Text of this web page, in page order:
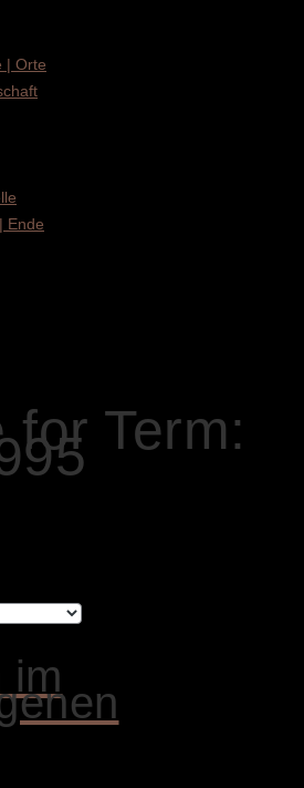
| Orte
Ende
for Term:
im